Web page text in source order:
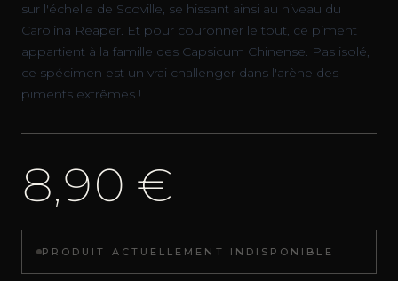
sur l'échelle de Scoville, se hissant ainsi au niveau du
Carolina Reaper. Et pour couronner le tout, ce piment
appartient à la famille des Capsicum Chinense. Pas isolé,
ce spécimen est un vrai challenger dans l'arène des
piments extrêmes !
8,90 €
PRODUIT ACTUELLEMENT INDISPONIBLE